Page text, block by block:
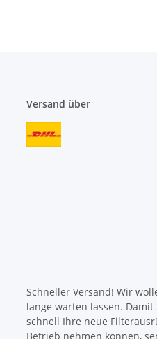
Versand über
Schneller Versand! Wir
lange warten lassen. Damit
schnell Ihre neue
Betrieb nehmen können,